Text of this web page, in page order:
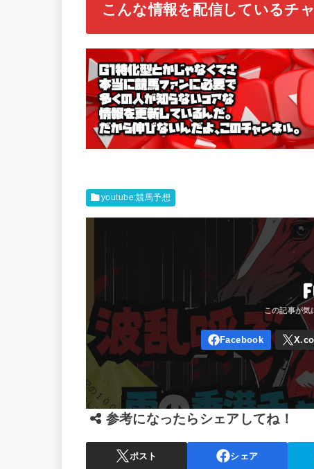
こんな情報を配信しているチ
youtube:競馬予想
参考になったらシェアしてね！
ポスト シェア